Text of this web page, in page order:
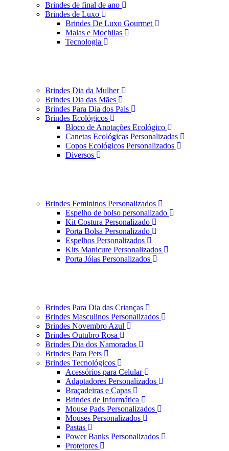
Brindes de final de ano
Brindes de Luxo
Brindes De Luxo Gourmet
Malas e Mochilas
Tecnologia
Brindes Dia da Mulher
Brindes Dia das Mães
Brindes Para Dia dos Pais
Brindes Ecológicos
Bloco de Anotações Ecológico
Canetas Ecológicas Personalizadas
Copos Ecológicos Personalizados
Diversos
Brindes Femininos Personalizados
Espelho de bolso personalizado
Kit Costura Personalizado
Porta Bolsa Personalizado
Espelhos Personalizados
Kits Manicure Personalizados
Porta Jóias Personalizados
Brindes Para Dia das Crianças
Brindes Masculinos Personalizados
Brindes Novembro Azul
Brindes Outubro Rosa
Brindes Dia dos Namorados
Brindes Para Pets
Brindes Tecnológicos
Acessórios para Celular
Adaptadores Personalizados
Braçadeiras e Capas
Brindes de Informática
Mouse Pads Personalizados
Mouses Personalizados
Pastas
Power Banks Personalizados
Protetores